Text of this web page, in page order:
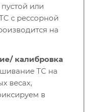
или
с рессорной
на
калибровка
ТС на
весах,
в